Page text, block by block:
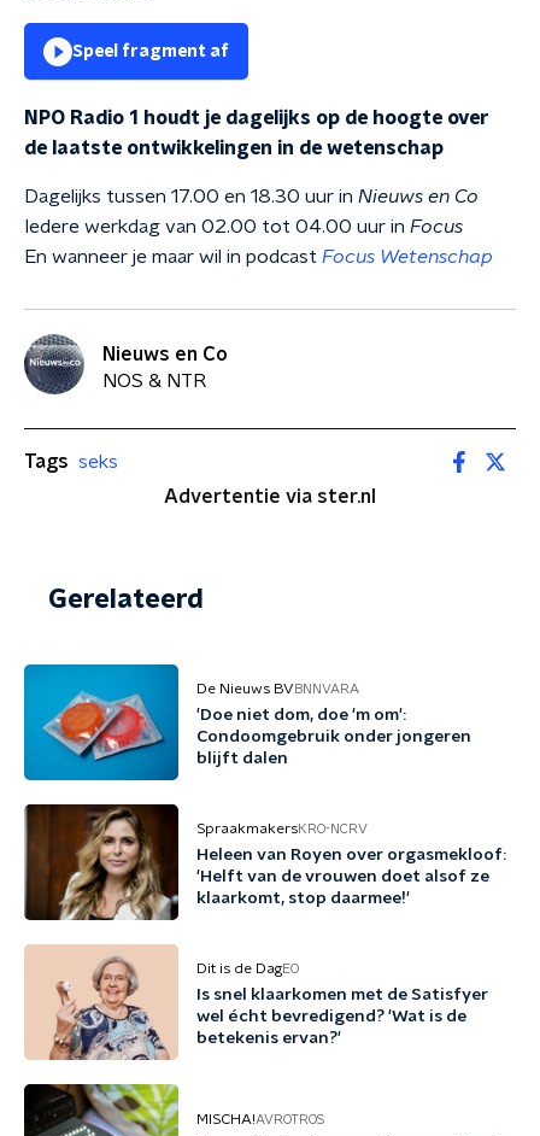
Speel fragment af
NPO Radio 1 houdt je dagelijks op de hoogte over
de laatste ontwikkelingen in de wetenschap
Dagelijks tussen 17.00 en 18.30 uur in Nieuws en Co
Iedere werkdag van 02.00 tot 04.00 uur in Focus
En wanneer je maar wil in podcast Focus Wetenschap
Nieuws en Co
NOS & NTR
Tags seks
Advertentie via ster.nl
Gerelateerd
De Nieuws BV BNNVARA
'Doe niet dom, doe 'm om':
Condoomgebruik onder jongeren
blijft dalen
SpraakmakersKRO-NCRV
Heleen van Royen over orgasmekloof:
'Helft van de vrouwen doet alsof ze
klaarkomt, stop daarmee!'
Dit is de DagEO
Is snel klaarkomen met de Satisfyer
wel écht bevredigend? 'Wat is de
betekenis ervan?'
MISCHA!AVROTROS